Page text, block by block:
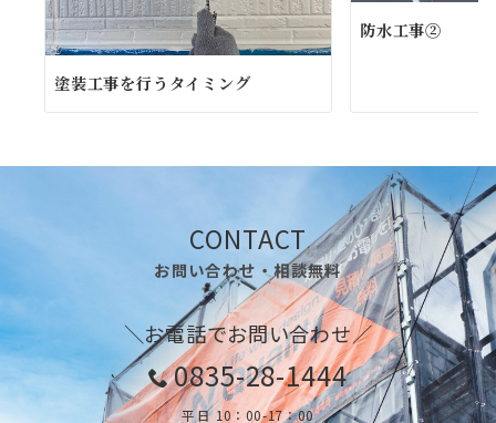
塗装工事を行うタイミング
防水工事②
CONTACT
お問い合わせ・相談無料
＼お電話でお問い合わせ／
0835-28-1444
平日 10：00-17：00